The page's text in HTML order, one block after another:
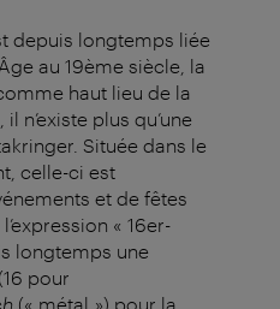
depuis longtemps liée
au 19ème siècle, la
haut lieu de la
n’existe plus qu’une
Située dans le
celle-ci est
et de fêtes
« 16er-
longtemps une
pour
(« métal ») pour la